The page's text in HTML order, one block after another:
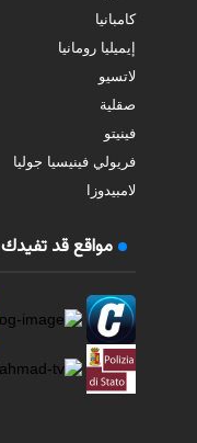
كامبانيا
إيميليا رومانيا
لاتسيو
صقلية
فينيتو
فريولي فينيسيا جوليا
لامبيدوزا
مواقع قد تفيدك